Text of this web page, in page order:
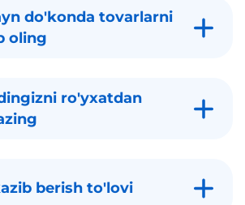
do'konda tovarlarni
oling
ro'yxatdan
berish to'lovi